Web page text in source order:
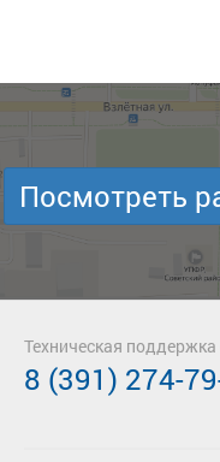
Посмотреть
Техническая поддержка
8 (391) 274-